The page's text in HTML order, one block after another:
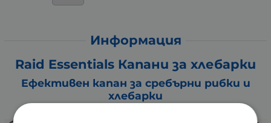
Информация
Raid Essentials Капани за хлебарки
Ефективен капан за сребърни рибки и
хлебарки